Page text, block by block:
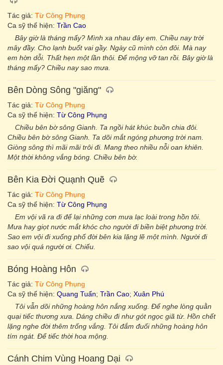
Tác giả: Từ Công Phụng
Ca sỹ thể hiện: Trần Cao
Bây giờ là tháng mấy? Mình xa nhau đây em. Chiều nay trời
mây đầy. Cho lạnh buốt vai gầy. Ngày cũ mình còn đôi. Mà nay
em hờn dỗi. Thất hẹn một lần thôi. Để mộng vỡ tan rồi. Bây giờ là
tháng mấy? Chiều nay sao mưa.
Bên Dòng Sông "giăng"
Tác giả: Từ Công Phụng
Ca sỹ thể hiện: Từ Công Phụng
Chiều bên bờ sông Gianh. Ta ngồi hát khúc buồn chia đôi.
Chiều bên bờ sông Gianh. Ta dõi mắt ngóng phương trời nam.
Giòng sông thì mãi mãi trôi đi. Mang theo nhiều nỗi oan khiên.
Một thời không vắng bóng. Chiều bên bờ.
Bên Kia Đời Quạnh Quẽ
Tác giả: Từ Công Phụng
Ca sỹ thể hiện: Từ Công Phụng
Em vội vã ra đi để lại những cơn mưa lạc loài trong hồn tôi.
Mưa hay giọt nước mắt khóc cho người đi biền biệt phương trời.
Sao em vội đi xuống phố đời bên kia lặng lẽ một mình. Người đi
sao vội quá người ơi. Chiếu.
Bóng Hoàng Hôn
Tác giả: Từ Công Phụng
Ca sỹ thể hiện: Quang Tuấn; Trần Cao; Xuân Phú
Tôi vẫn dõi những hoàng hôn nắng xuống. Để nghe lòng quằn
quại tiếc thương xưa. Dáng chiều đi như gót ngọc giã từ. Hồn chết
lặng nghe đời thêm trống vắng. Tôi đắm đuối những hoàng hôn
tím ngát. Để tiếc thời hoa mộng.
Cánh Chim Vùng Hoang Dại